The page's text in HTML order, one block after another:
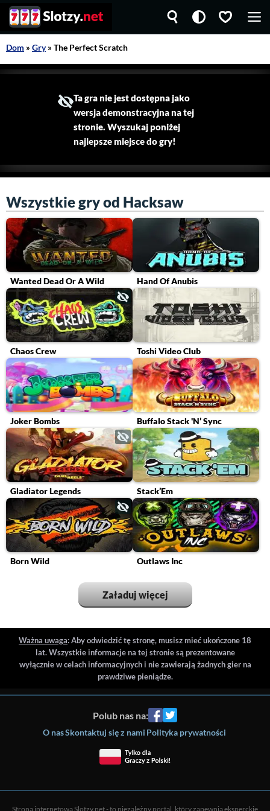
Przejdź
treści
Dom » Gry» The Perfect Scratch
Ta gra nie jest dostępna jako
wersja demonstracyjna na tej
stronie. Wyszukaj poniżej
najlepsze miejsce do gry!
Wszystkie gry od Hacksaw
Wanted Dead Or A Wild Hand Of Anubis
Chaos Crew Toshi Video Club
Joker Bombs Buffalo Stack 'N’ Sync
Gladiator Legends Stack’Em
Born Wild Outlaws Inc
Załaduj więcej
Ważna uwaga: Aby odwiedzić tę stronę, musisz mieć ukończone 18
lat. Wszystkie informacje na tej stronie są prezentowane
wyłącznie w celach informacyjnych i nie zawierają żadnych gier na
prawdziwe pieniądze.
O nasSkontaktuj się z nami Polityka prywatności
Polub nas na:
Strona internetowa Slotzy.net - to niezależny portal, który zapewnia eksperckie